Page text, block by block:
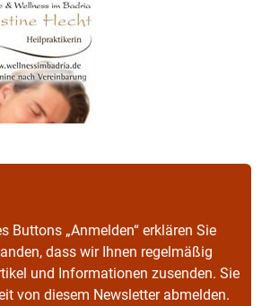
Buttons „Anmelden“ erklären Sie
dass wir Ihnen regelmäßig
und Informationen zusenden. Sie
von diesem Newsletter abmelden.